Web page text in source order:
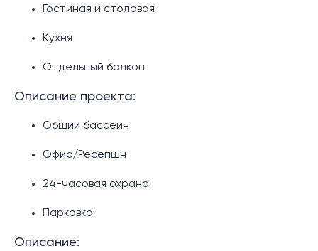
Гостиная и столовая
Кухня
Отдельный балкон
Описание проекта:
Общий бассейн
Офис/Ресепшн
24-часовая охрана
Парковка
Описание: